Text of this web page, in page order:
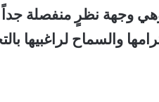
وجهة نظرٍ منفصلة جداً
والسماح لراغبيها